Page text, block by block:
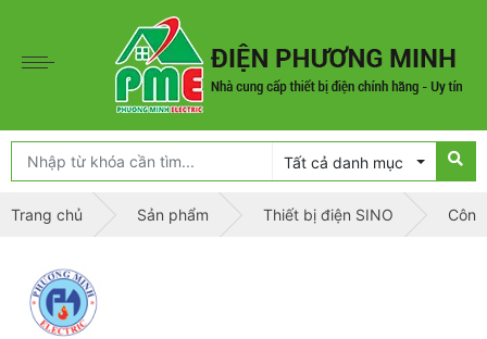
Tất cả danh mục
Trang chủ Sản phẩm Thiết bị điện SINO